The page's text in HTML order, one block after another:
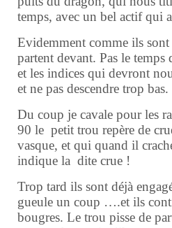
temps, avec un bel actif qui
Evidemment comme ils
partent devant. Pas le temps
et les indices qui devront
et ne pas descendre trop bas.
Du coup je cavale pour les
90 le petit trou repère de
vasque, et qui quand il
indique la dite crue !
Trop tard ils sont déjà
gueule un coup ….et ils
bougres. Le trou pisse de